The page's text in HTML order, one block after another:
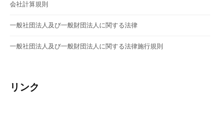
会社計算規則
一般社団法人及び一般財団法人に関する法律
一般社団法人及び一般財団法人に関する法律施行規則
リンク